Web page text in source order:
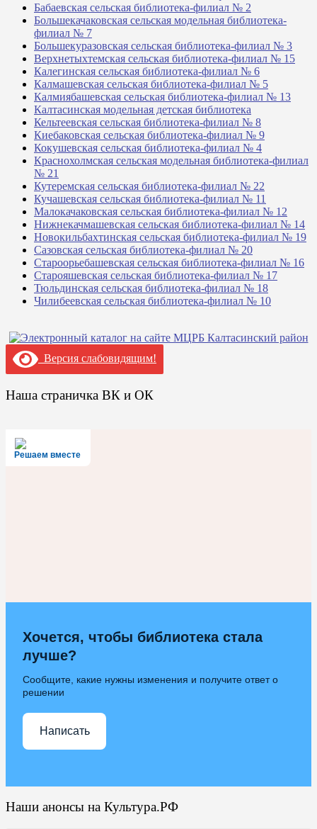
Бабаевская сельская библиотека-филиал № 2
Большекачаковская сельская модельная библиотека-
филиал № 7
Большекуразовская сельская библиотека-филиал № 3
Верхнетыхтемская сельская библиотека-филиал № 15
Калегинская сельская библиотека-филиал № 6
Калмашевская сельская библиотека-филиал № 5
Калмиябашевская сельская библиотека-филиал № 13
Калтасинская модельная детская библиотека
Кельтеевская сельская библиотека-филиал № 8
Киебаковская сельская библиотека-филиал № 9
Кокушевская сельская библиотека-филиал № 4
Краснохолмская сельская модельная библиотека-филиал
№ 21
Кутеремская сельская библиотека-филиал № 22
Кучашевская сельская библиотека-филиал № 11
Малокачаковская сельская библиотека-филиал № 12
Нижнекачмашевская сельская библиотека-филиал № 14
Новокильбахтинская сельская библиотека-филиал № 19
Сазовская сельская библиотека-филиал № 20
Староорьебашевская сельская библиотека-филиал № 16
Старояшевская сельская библиотека-филиал № 17
Тюльдинская сельская библиотека-филиал № 18
Чилибеевская сельская библиотека-филиал № 10
Версия слабовидящим!
Наша страничка ВК и ОК
Решаем вместе
Хочется, чтобы библиотека стала
лучше?
Сообщите, какие нужны изменения и получите ответ о
решении
Написать
Наши анонсы на Культура.РФ